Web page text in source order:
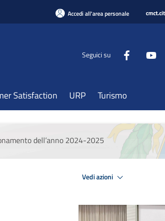
Accedi all'area personale
Seguici su
Satisfaction URP Turismo
dell’anno 2024-2025
Vedi azioni